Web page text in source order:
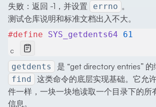
失败：返回 -1，并设置
errno 。
测试仓库说明和标准文档出入不大。
#define SYS_getdents64 61
c
getdents 是 “get directory entries”
find
这类命令的底层实现基础。它允
件一样，一块一块地读取一个目录下的所
信息。